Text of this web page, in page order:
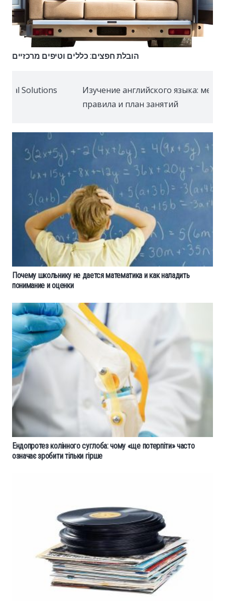
הובלת חפצים: כללים וטיפים מרכזיים
английского языка: методы,
Устранение
поломки,
Почему школьнику не дается математика и как наладить
понимание и оценки
Ендопротез колінного суглоба: чому «ще потерпіти» часто
означає зробити тільки гірше